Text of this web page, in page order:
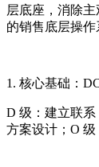
层底座，消除
的销售底层操作
1. 核心基础：
D 级：建立联系
方案设计；O 级